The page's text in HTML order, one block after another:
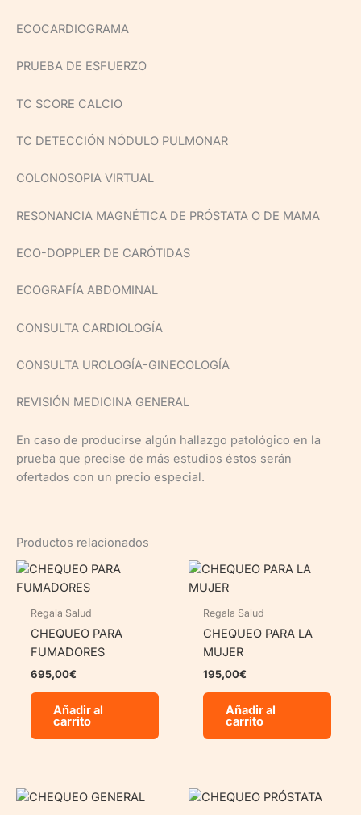
ECOCARDIOGRAMA
PRUEBA DE ESFUERZO
TC SCORE CALCIO
TC DETECCIÓN NÓDULO PULMONAR
COLONOSOPIA VIRTUAL
RESONANCIA MAGNÉTICA DE PRÓSTATA O DE MAMA
ECO-DOPPLER DE CARÓTIDAS
ECOGRAFÍA ABDOMINAL
CONSULTA CARDIOLOGÍA
CONSULTA UROLOGÍA-GINECOLOGÍA
REVISIÓN MEDICINA GENERAL
En caso de producirse algún hallazgo patológico en la
prueba que precise de más estudios éstos serán
ofertados con un precio especial.
Productos relacionados
Regala Salud
CHEQUEO PARA
FUMADORES
695,00€
Añadir al
carrito
Regala Salud
CHEQUEO PARA LA
MUJER
195,00€
Añadir al
carrito